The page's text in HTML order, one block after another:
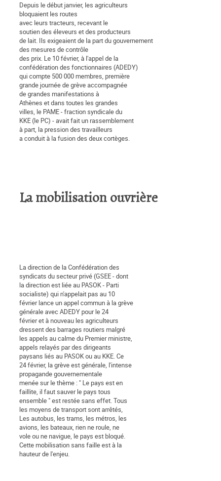
Depuis le début janvier, les agriculteurs
bloquaient les routes
avec leurs tracteurs, recevant le
soutien des éleveurs et des producteurs
de lait. Ils exigeaient de la part du gouvernement
des mesures de contrôle
des prix. Le 10 février, à l'appel de la
confédération des fonctionnaires (ADEDY)
qui compte 500 000 membres, première
grande journée de grève accompagnée
de grandes manifestations à
Athènes et dans toutes les grandes
villes, le PAME - fraction syndicale du
KKE (le PC) - avait fait un rassemblement
à part, la pression des travailleurs
a conduit à la fusion des deux cortèges.
La mobilisation ouvrière
La direction de la Confédération des
syndicats du secteur privé (GSEE - dont
la direction est liée au PASOK - Parti
socialiste) qui n'appelait pas au 10
février lance un appel commun à la grève
générale avec ADEDY pour le 24
février et à nouveau les agriculteurs
dressent des barrages routiers malgré
les appels au calme du Premier ministre,
appels relayés par des dirigeants
paysans liés au PASOK ou au KKE. Ce
24 février, la grève est générale, l'intense
propagande gouvernementale
menée sur le thème : " Le pays est en
faillite, il faut sauver le pays tous
ensemble " est restée sans effet. Tous
les moyens de transport sont arrêtés,
Les autobus, les trams, les métros, les
avions, les bateaux, rien ne roule, ne
vole ou ne navigue, le pays est bloqué.
Cette mobilisation sans faille est à la
hauteur de l'enjeu.